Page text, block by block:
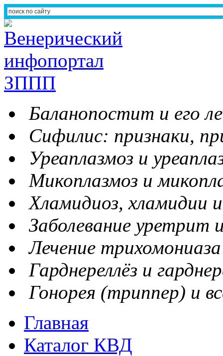
Баланопостит и его
Сифилис: признаки,
Уреаплазмоз и
Микоплазмоз и
Хламидиоз, хламидии
Заболевание уретрит
Лечение
Гарднереллёз и
Гонорея (триппер) и
Главная
Каталог КВД